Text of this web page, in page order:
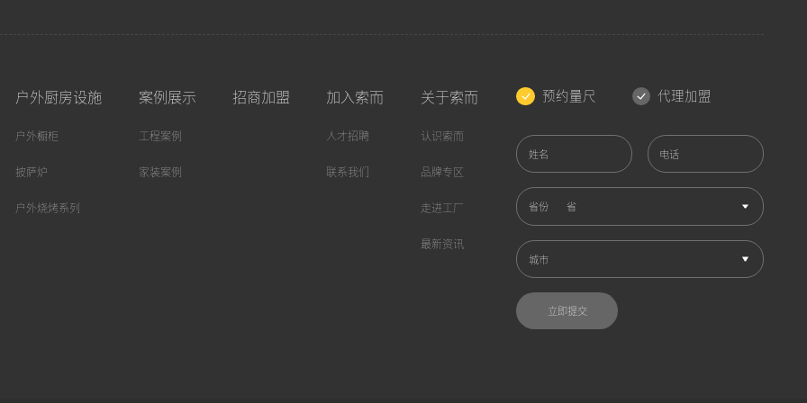
户外厨房设施
户外橱柜
披萨炉
户外烧烤系列
案例展示
工程案例
家装案例
招商加盟 加入索而
人才招聘
联系我们
关于索而
认识索而
品牌专区
走进工厂
最新资讯
预约量尺 代理加盟
姓名 电话
省份
城市
立即提交